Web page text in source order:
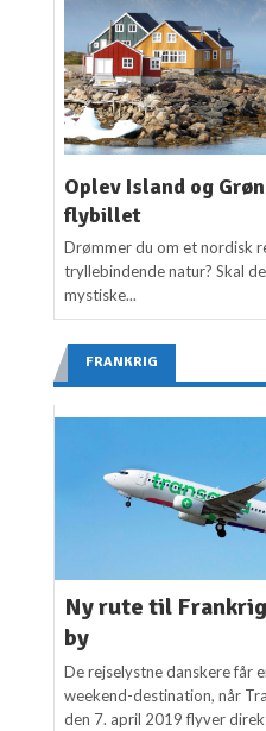
Oplev Island og
flybillet
Drømmer du om et nordisk
tryllebindende natur? Skal
mystiske...
FRANKRIG
Ny rute til
by
De rejselystne danskere får
weekend-destination, når
den 7. april 2019 flyver